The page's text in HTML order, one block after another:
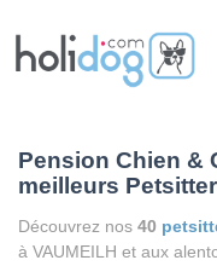
Pension Chien &
meilleurs
Découvrez nos 40
à VAUMEILH et aux